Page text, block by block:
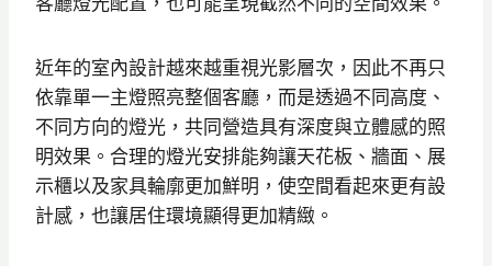
近年的室內設計越來越重視光影層次，因此不再只
依靠單一主燈照亮整個客廳，而是透過不同高度、
不同方向的燈光，共同營造具有深度與立體感的照
明效果。合理的燈光安排能夠讓天花板、牆面、展
示櫃以及家具輪廓更加鮮明，使空間看起來更有設
計感，也讓居住環境顯得更加精緻。